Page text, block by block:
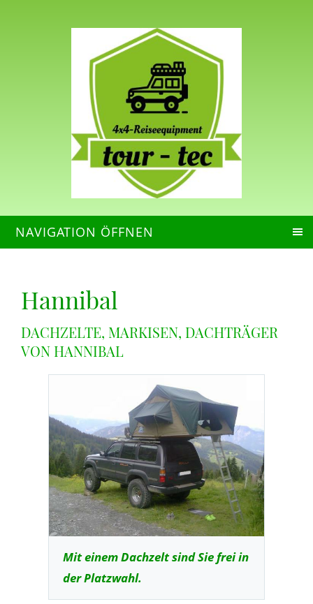
NAVIGATION ÖFFNEN
Hannibal
DACHZELTE, MARKISEN, DACHTRÄGER
VON HANNIBAL
Mit einem Dachzelt sind Sie frei in
der Platzwahl.